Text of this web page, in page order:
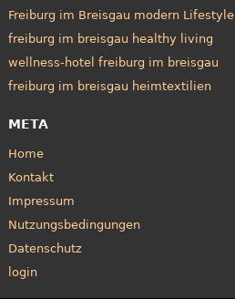
Freiburg im Breisgau modern Lifestyle
freiburg im breisgau healthy living
wellness-hotel freiburg im breisgau
freiburg im breisgau heimtextilien
META
Home
Kontakt
Impressum
Nutzungsbedingungen
Datenschutz
login